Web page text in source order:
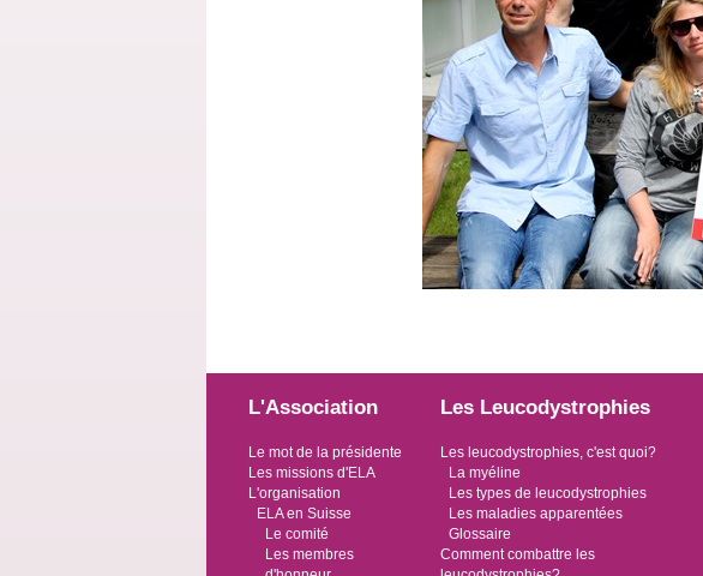
L'Association
Le mot de la présidente
Les missions d'ELA
L'organisation
ELA en Suisse
Le comité
Les membres
Les Leucodystrophies
Les leucodystrophies, c'est quoi?
La myéline
Les types de leucodystrophies
Les maladies apparentées
Glossaire
Comment combattre les